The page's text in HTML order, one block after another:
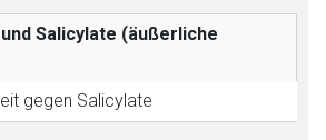
Salicylate (äußerliche
gegen Salicylate